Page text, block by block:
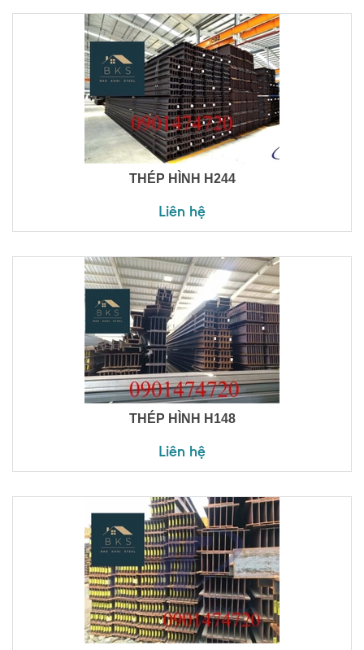
THÉP HÌNH H244
Liên hệ
THÉP HÌNH H148
Liên hệ